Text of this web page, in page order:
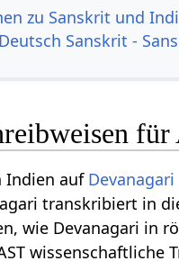
zu Sanskrit und
Sanskrit -
Indien auf Devanagari
transkribiert in
wie Devanagari in